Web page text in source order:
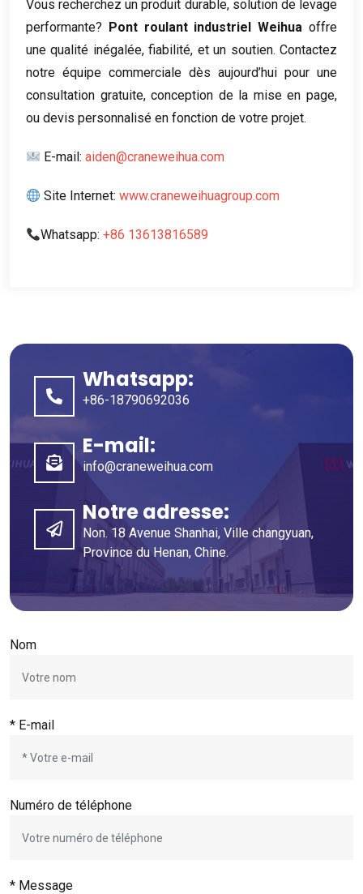
Vous recherchez un produit durable, solution de levage
performante? Pont roulant industriel Weihua offre
une qualité inégalée, fiabilité, et un soutien. Contactez
notre équipe commerciale dès aujourd’hui pour une
consultation gratuite, conception de la mise en page,
ou devis personnalisé en fonction de votre projet.
E-mail:aiden@craneweihua.com
Site Internet:www.craneweihuagroup.com
Whatsapp:+86 13613816589
Whatsapp:
+86-18790692036
E-mail:
info@craneweihua.com
Notre adresse:
Non. 18 Avenue Shanhai, Ville changyuan,
Province du Henan, Chine.
Nom
* E-mail
Numéro de téléphone
* Message